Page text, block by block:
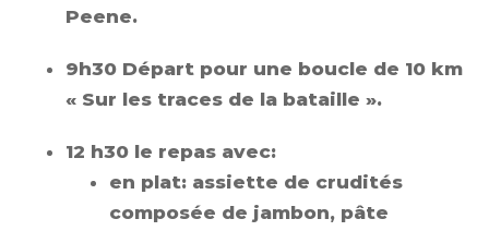
Peene.
9h30 Départ pour une boucle de 10 km
« Sur les traces de la bataille ».
12 h30 le repas avec:
en plat: assiette de crudités
composée de jambon, pâte